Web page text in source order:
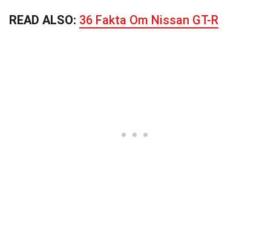
READ ALSO: 36 Fakta Om Nissan GT-R